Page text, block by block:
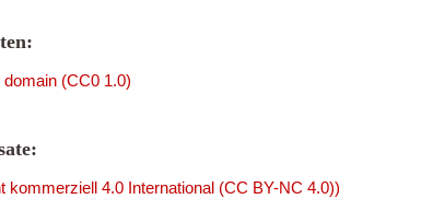
(CC0 1.0)
kommerziell 4.0 International (CC BY-NC 4.0))